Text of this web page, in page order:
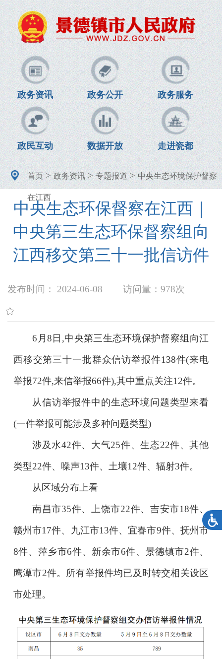
政务资讯 政务公开 政务服务
政民互动 数据开放 走进瓷都
首页>政务资讯>专题报道>中央生态环境保护督察
在江西
中央生态环保督察在江西｜
中央第三生态环保督察组向
江西移交第三十一批信访件
发布时间： 2024-06-08 访问量： 978次
6月8日,中央第三生态环境保护督察组向江
西移交第三十一批群众信访举报件138件(来电
举报72件,来信举报66件),其中重点关注12件。
从信访举报件中的生态环境问题类型来看
(一件举报可能涉及多种问题类型)
涉及水42件、大气25件、生态22件、其他
类型22件、噪声13件、土壤12件、辐射3件。
从区域分布上看
南昌市35件、上饶市22件、吉安市18件、
赣州市17件、九江市13件、宜春市9件、抚州市
8件、萍乡市6件、新余市6件、景德镇市2件、
鹰潭市2件。所有举报件均已及时转交相关设区
市处理。